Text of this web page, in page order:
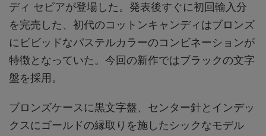
ディ セピアが登場した。発表後すぐに初回輸入分
を完売した、初代のコットンキャンディはブロンズ
にビビッドなパステルカラーのコンビネーションが
特徴となっていた。今回の新作ではブラックの文字
盤を採用。
ブロンズケースに黒文字盤、センター針とインデッ
クスにゴールドの縁取りを施したシックなモデル